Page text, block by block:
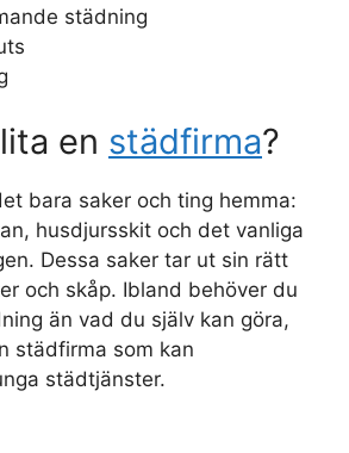
städning
en städfirma?
bara saker och ting hemma:
husdjursskit och det vanliga
Dessa saker tar ut sin rätt
och skåp. Ibland behöver du
än vad du själv kan göra,
städfirma som kan
städtjänster.